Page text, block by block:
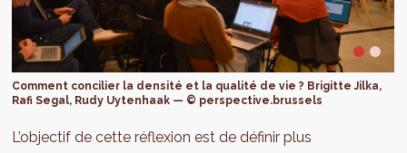
Comment concilier la densité et la qualité de vie ? Brigitte Jilka,
Rafi Segal, Rudy Uytenhaak — © perspective.brussels
L’objectif de cette réflexion est de définir plus